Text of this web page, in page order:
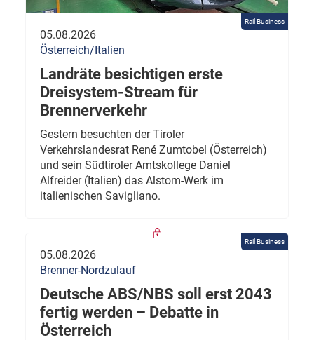
Rail Business
05.08.2026
Österreich/Italien
Landräte besichtigen erste
Dreisystem-Stream für
Brennerverkehr
Gestern besuchten der Tiroler
Verkehrslandesrat René Zumtobel (Österreich)
und sein Südtiroler Amtskollege Daniel
Alfreider (Italien) das Alstom-Werk im
italienischen Savigliano.
Rail Business
05.08.2026
Brenner-Nordzulauf
Deutsche ABS/NBS soll erst 2043
fertig werden – Debatte in
Österreich